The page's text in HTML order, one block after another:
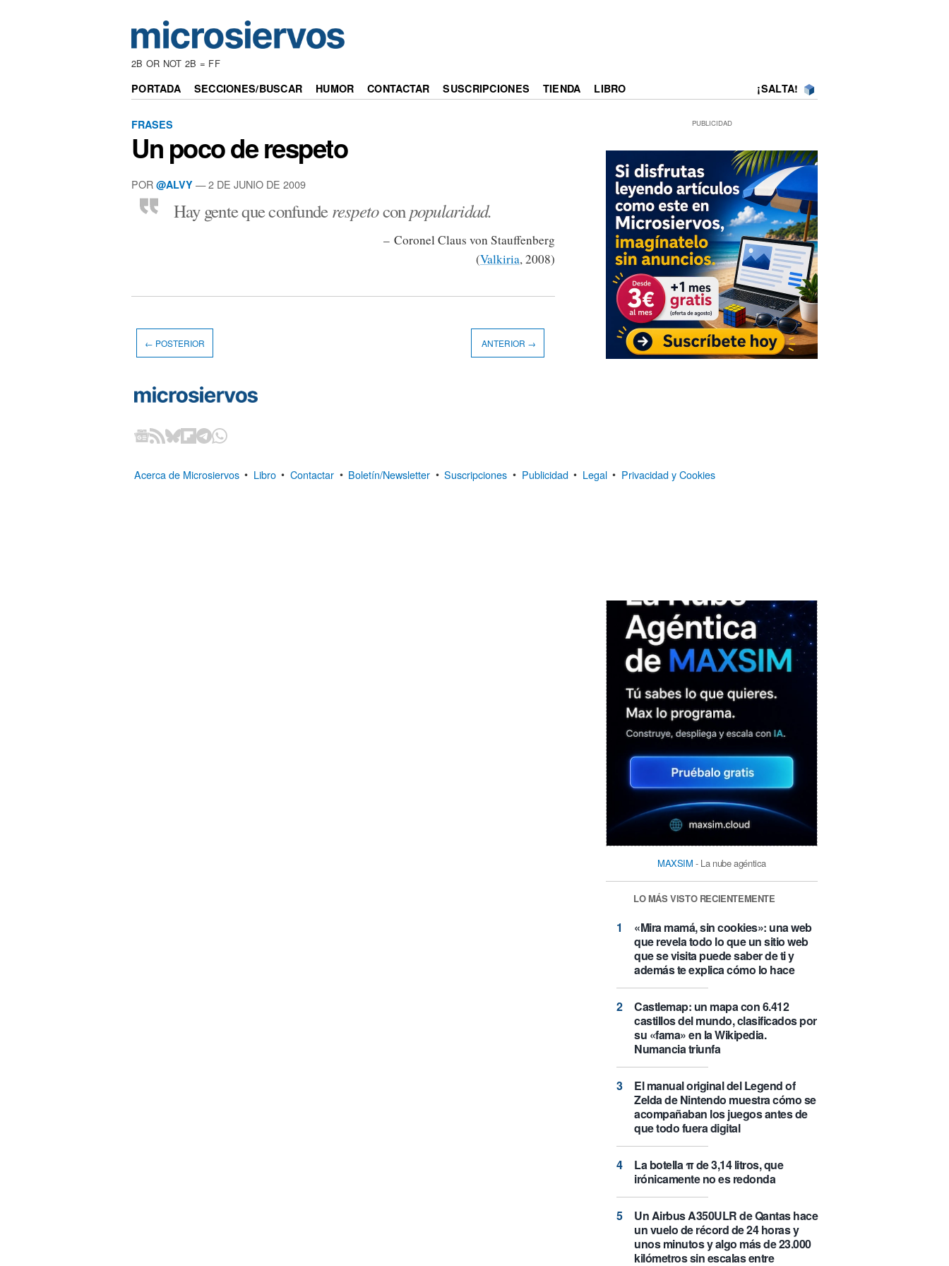
2B OR NOT 2B = FF
PORTADA SECCIONES/BUSCAR HUMOR CONTACTAR SUSCRIPCIONES TIENDA LIBRO ¡SALTA!
FRASES
Un poco de respeto
POR @ALVY — 2 DE JUNIO DE 2009
Hay gente que confunderespetoconpopularidad.
– Coronel Claus von Stauffenberg
(Valkiria, 2008)
PUBLICIDAD
MAXSIM - La nube agéntica
LO MÁS VISTO RECIENTEMENTE
«Mira mamá, sin cookies»: una web
que revela todo lo que un sitio web
que se visita puede saber de ti y
además te explica cómo lo hace
Castlemap: un mapa con 6.412
castillos del mundo, clasificados por
su «fama» en la Wikipedia.
Numancia triunfa
El manual original del Legend of
Zelda de Nintendo muestra cómo se
acompañaban los juegos antes de
que todo fuera digital
La botella π de 3,14 litros, que
irónicamente no es redonda
Un Airbus A350ULR de Qantas hace
un vuelo de récord de 24 horas y
unos minutos y algo más de 23.000
kilómetros sin escalas entre
← POSTERIOR ANTERIOR →
Acerca de Microsiervos • Libro • Contactar • Boletín/Newsletter • Suscripciones • Publicidad • Legal • Privacidad y Cookies